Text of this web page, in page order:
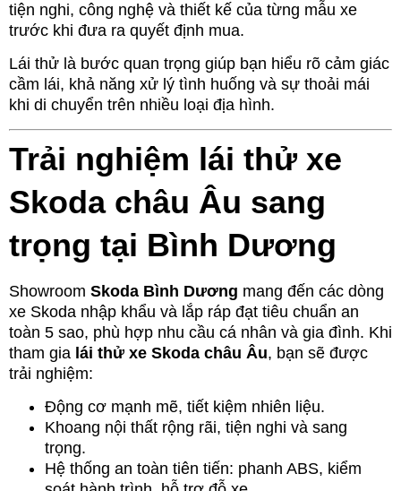
tiện nghi, công nghệ và thiết kế của từng mẫu xe
trước khi đưa ra quyết định mua.
Lái thử là bước quan trọng giúp bạn hiểu rõ cảm giác
cầm lái, khả năng xử lý tình huống và sự thoải mái
khi di chuyển trên nhiều loại địa hình.
Trải nghiệm lái thử xe
Skoda châu Âu sang
trọng tại Bình Dương
Showroom Skoda Bình Dương mang đến các dòng
xe Skoda nhập khẩu và lắp ráp đạt tiêu chuẩn an
toàn 5 sao, phù hợp nhu cầu cá nhân và gia đình. Khi
tham gia lái thử xe Skoda châu Âu, bạn sẽ được
trải nghiệm:
Động cơ mạnh mẽ, tiết kiệm nhiên liệu.
Khoang nội thất rộng rãi, tiện nghi và sang
trọng.
Hệ thống an toàn tiên tiến: phanh ABS, kiểm